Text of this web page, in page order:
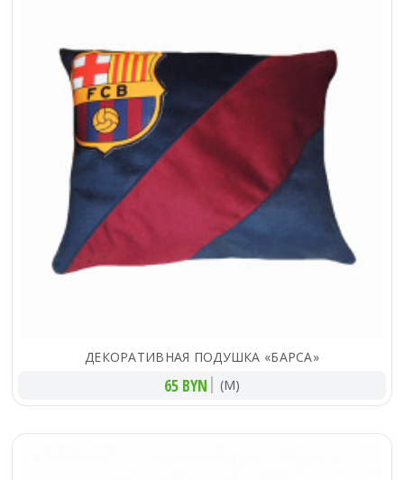
ДЕКОРАТИВНАЯ ПОДУШКА «БАРСА»
65 BYN (M)